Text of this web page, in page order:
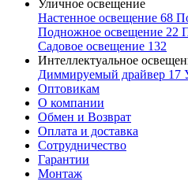
Уличное освещение
Настенное освещение 68
Подножное освещение 22
Садовое освещение 132
Интеллектуальное
Диммируемый драйвер 17
Оптовикам
О компании
Обмен и Возврат
Оплата и доставка
Сотрудничество
Гарантии
Монтаж